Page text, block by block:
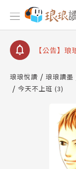
【公告】因
停部分閱讀
【公告】琅
【公告】
請圖文教學
【公告】琅
查詢
【公告】
停部分閱讀
琅琅悅讀 琅琅讀墨
今天不上班 (3)